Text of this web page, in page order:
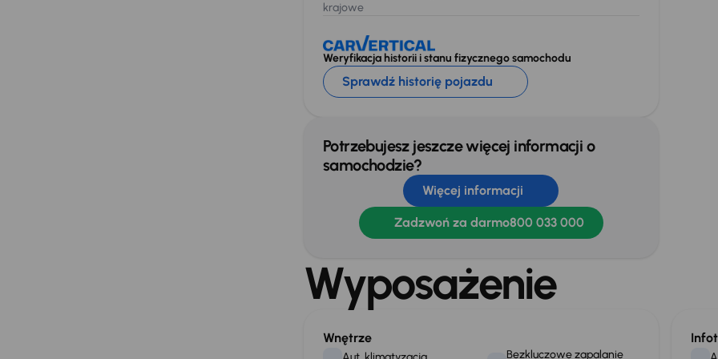
krajowe
Weryfikacja historii i stanu fizycznego samochodu
Sprawdź historię pojazdu
Potrzebujesz jeszcze więcej informacji o
samochodzie?
Więcej informacji
Zadzwoń za darmo800 033 000
Wyposażenie
Wnętrze
Bezkluczowe zapalanie